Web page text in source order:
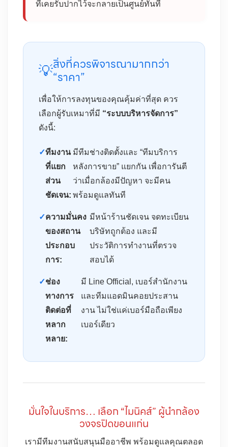
ที่เคยรับปากไว้จะกลายเป็นศูนย์ทันที
💡สิ่งที่ควรพิจารณามากกว่า
“ราคา”
เพื่อให้การลงทุนของคุณคุ้มค่าที่สุด ควร
เลือกผู้รับเหมาที่มี “ระบบบริหารจัดการ”
ดังนี้:
✓ทีมงาน
ที่แยก
ส่วน
ชัดเจน:
มีทีมช่างติดตั้งและ “ทีมบริการ
หลังการขาย” แยกกัน เพื่อการันตี
ว่าเมื่อกล้องมีปัญหา จะมีคน
พร้อมดูแลทันที
✓ความมั่นคง
ของสถาน
ประกอบ
การ:
มีหน้าร้านชัดเจน จดทะเบียน
บริษัทถูกต้อง และมี
ประวัติการทำงานที่ตรวจ
สอบได้
✓ช่อง
ทางการ
ติดต่อที่
หลาก
หลาย:
มี Line Official, เบอร์สำนักงาน
และทีมแอดมินคอยประสาน
งาน ไม่ใช่แค่เบอร์มือถือเพียง
เบอร์เดียว
มั่นใจในบริการ… เลือก “ไมนิคส์” ผู้นำกล้อง
วงจรปิดขอนแก่น
เรามีทีมงานสนับสนุนมืออาชีพ พร้อมดูแลคุณตลอด